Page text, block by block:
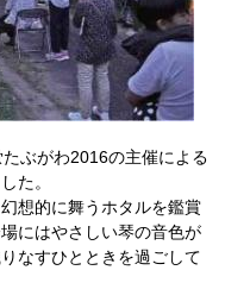
ぶがわ2016の主催による
た。
想的に舞うホタルを鑑賞
にはやさしい琴の音色が
なすひとときを過ごして